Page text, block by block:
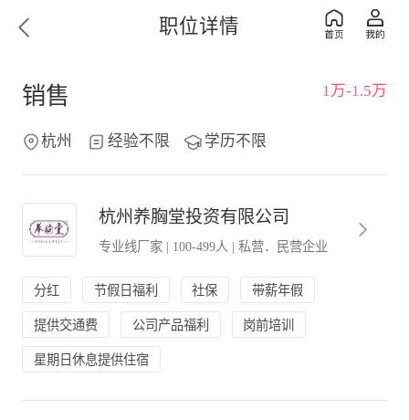
职位详情
销售 1万-1.5万
杭州 经验不限 学历不限
杭州养胸堂投资有限公司
专业线厂家 | 100-499人 | 私营．民营企业
分红 节假日福利 社保 带薪年假
提供交通费 公司产品福利 岗前培训
星期日休息提供住宿